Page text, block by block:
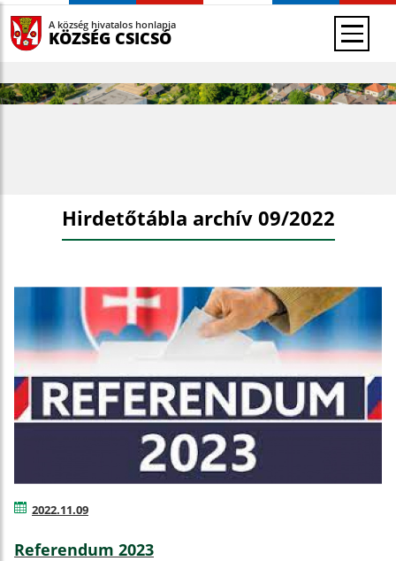
A község hivatalos honlapja
KÖZSÉG CSICSÓ
Hirdetőtábla archív 09/2022
2022.11.09
Referendum 2023